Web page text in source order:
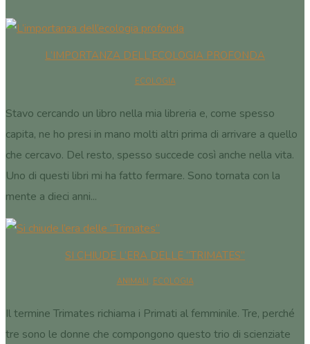
L’IMPORTANZA DELL’ECOLOGIA PROFONDA
ECOLOGIA
Stavo cercando un libro nella mia libreria e, come spesso
capita, ne ho presi in mano molti altri prima di arrivare a quello
che cercavo. Del resto, spesso succede così anche nella vita.
Uno di questi libri mi ha fatto fermare. Sono tornata con la
mente a dieci anni...
SI CHIUDE L’ERA DELLE “TRIMATES”
ANIMALI, ECOLOGIA
Il termine Trimates richiama i Primati al femminile. Tre, perché
tre sono le donne che compongono questo trio di scienziate